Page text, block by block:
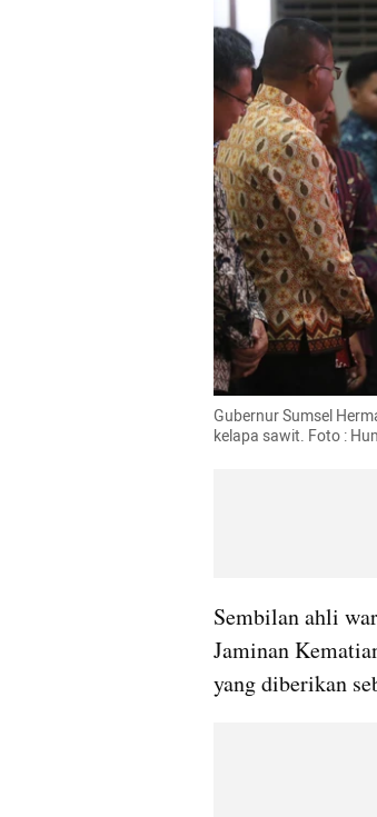
Gubernur Sumsel
kelapa sawit. Foto :
Sembilan ahli
Jaminan
yang diberikan